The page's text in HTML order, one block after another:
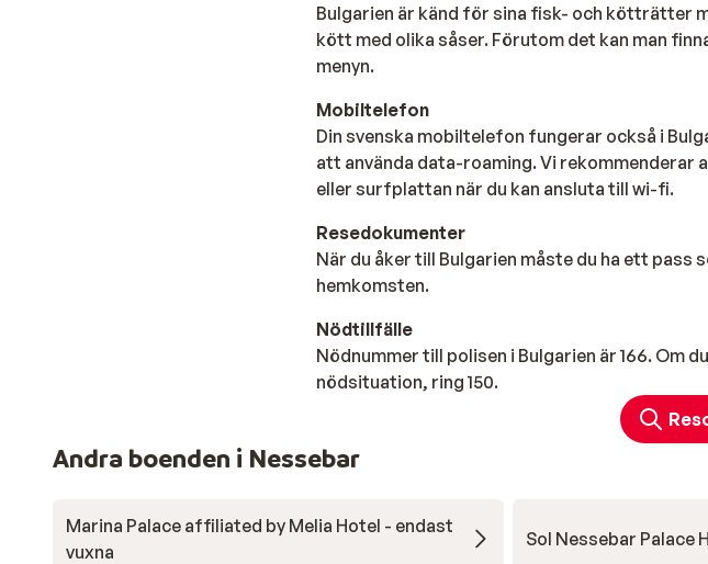
Bulgarien är känd för sina fisk- och kötträtter
kött med olika såser. Förutom det kan man
menyn.
Mobiltelefon
Din svenska mobiltelefon fungerar också i
att använda data-roaming. Vi rekommenderar
eller surfplattan när du kan ansluta till wi-fi.
Resedokumenter
När du åker till Bulgarien måste du ha ett
hemkomsten.
Nödtillfälle
Nödnummer till polisen i Bulgarien är 166. Om
nödsituation, ring 150.
Andra boenden i Nessebar
Marina Palace affiliated by Melia Hotel - endast
vuxna
Sol Nessebar Palace